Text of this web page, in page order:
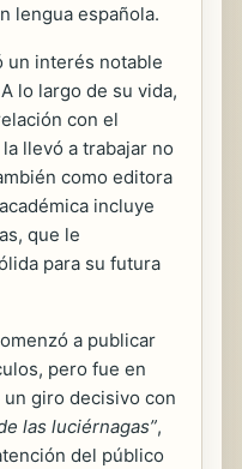
lengua española.
un interés notable
lo largo de su vida,
con el
llevó a trabajar no
como editora
incluye
que le
para su futura
a publicar
pero fue en
giro decisivo con
las luciérnagas”,
del público